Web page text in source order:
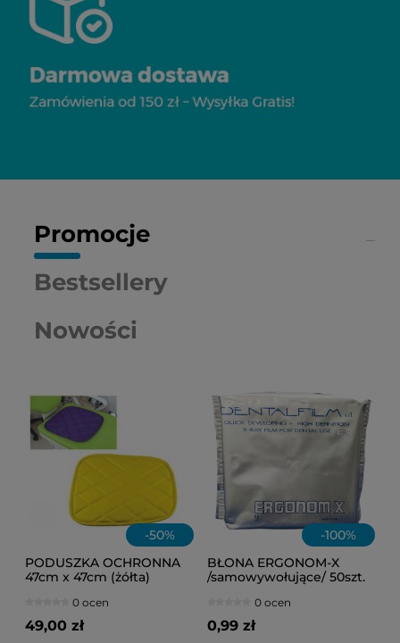
Promocje
Nowości
Bestsellery
-50%
PODUSZKA OCHRONNA
47cm x 47cm (żółta)
0 ocen
49,00 zł
-100%
BŁONA ERGONOM-X
/samowywołujące/ 50szt.
0 ocen
0,99 zł